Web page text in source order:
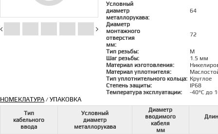
Условный
диаметр
металлорукава:
64
Диаметр
монтажного
отверстия
мм:
72
Тип резьбы:
M
Шаг резьбы:
1.5 мм
Материал изготовления:
Материал уплотнителя:
Тип уплотнительного кольца: Круглое
Степень защиты:
IP68
Температура эксплуатации:
-40°C до
НОМЕКЛАТУРА/ УПАКОВКА
Тип
кабельного
ввода
Условный
диаметр
металлорукава
Диаметр
вводимого
кабеля
мм